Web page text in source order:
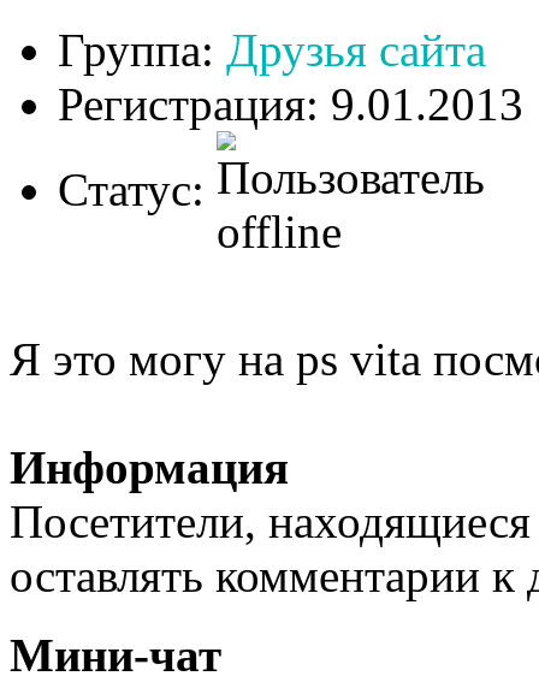
Группа: Друзья сайта
Регистрация: 9.01.2013
Статус:
Я это могу на ps vita
Информация
Посетители,
оставлять комментарии
Мини-чат